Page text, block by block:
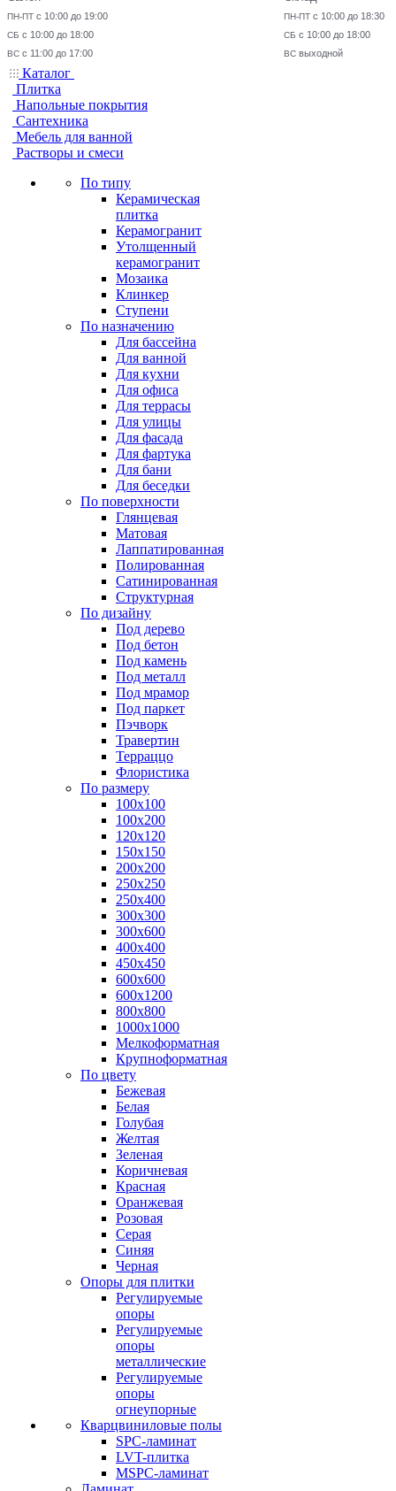
ПН-ПТ с 10:00 до 19:00
СБ с 10:00 до 18:00
ВС с 11:00 до 17:00
ПН-ПТ с 10:00 до 18:30
СБ с 10:00 до 18:00
ВС выходной
Каталог
Плитка
Напольные покрытия
Сантехника
Мебель для ванной
Растворы и смеси
По типу
Керамическая
плитка
Керамогранит
Утолщенный
керамогранит
Мозаика
Клинкер
Ступени
По назначению
Для бассейна
Для ванной
Для кухни
Для офиса
Для террасы
Для улицы
Для фасада
Для фартука
Для бани
Для беседки
По поверхности
Глянцевая
Матовая
Лаппатированная
Полированная
Сатинированная
Структурная
По дизайну
Под дерево
Под бетон
Под камень
Под металл
Под мрамор
Под паркет
Пэчворк
Травертин
Терраццо
Флористика
По размеру
100х100
100х200
120х120
150х150
200х200
250х250
250х400
300х300
300х600
400х400
450х450
600х600
600х1200
800х800
1000х1000
Мелкоформатная
Крупноформатная
По цвету
Бежевая
Белая
Голубая
Желтая
Зеленая
Коричневая
Красная
Оранжевая
Розовая
Серая
Синяя
Черная
Опоры для плитки
Регулируемые
опоры
Регулируемые
опоры
металлические
Регулируемые
опоры
огнеупорные
Кварцвиниловые полы
SPC-ламинат
LVT-плитка
MSPC-ламинат